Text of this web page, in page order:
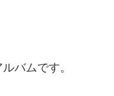
バムです。